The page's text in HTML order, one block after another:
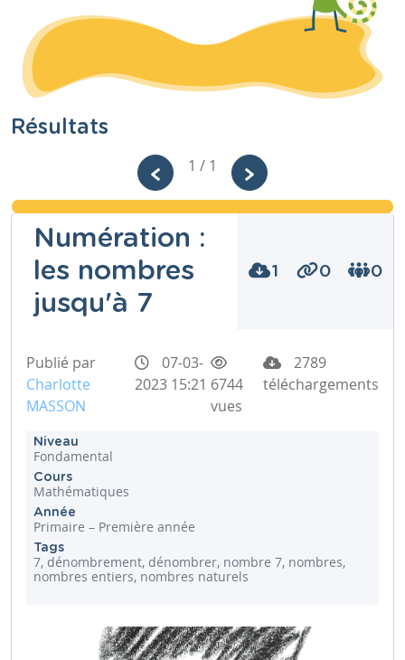
Résultats
1 / 1
Numération :
les nombres
jusqu'à 7
1 0 0
Publié par
Charlotte
MASSON
07-03-
2023 15:21 6744
vues
2789
téléchargements
Niveau
Fondamental
Cours
Mathématiques
Année
Primaire – Première année
Tags
7, dénombrement, dénombrer, nombre 7, nombres,
nombres entiers, nombres naturels